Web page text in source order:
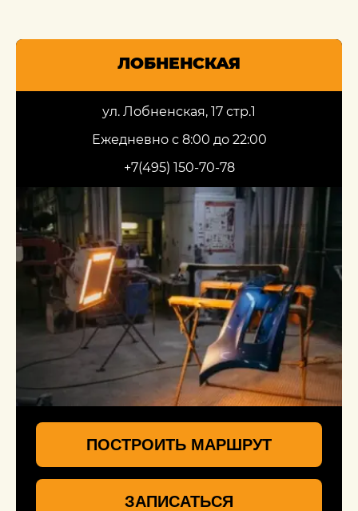
ЛОБНЕНСКАЯ
ул. Лобненская, 17 стр.1
Ежедневно с 8:00 до 22:00
+7(495) 150-70-78
ПОСТРОИТЬ МАРШРУТ
ЗАПИСАТЬСЯ